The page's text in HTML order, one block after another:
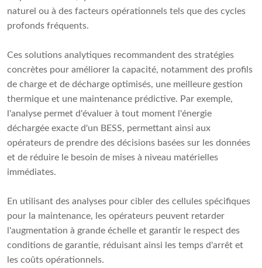
naturel ou à des facteurs opérationnels tels que des cycles
profonds fréquents.
Ces solutions analytiques recommandent des stratégies
concrètes pour améliorer la capacité, notamment des profils
de charge et de décharge optimisés, une meilleure gestion
thermique et une maintenance prédictive. Par exemple,
l'analyse permet d'évaluer à tout moment l'énergie
déchargée exacte d'un BESS, permettant ainsi aux
opérateurs de prendre des décisions basées sur les données
et de réduire le besoin de mises à niveau matérielles
immédiates.
En utilisant des analyses pour cibler des cellules spécifiques
pour la maintenance, les opérateurs peuvent retarder
l'augmentation à grande échelle et garantir le respect des
conditions de garantie, réduisant ainsi les temps d'arrêt et
les coûts opérationnels.